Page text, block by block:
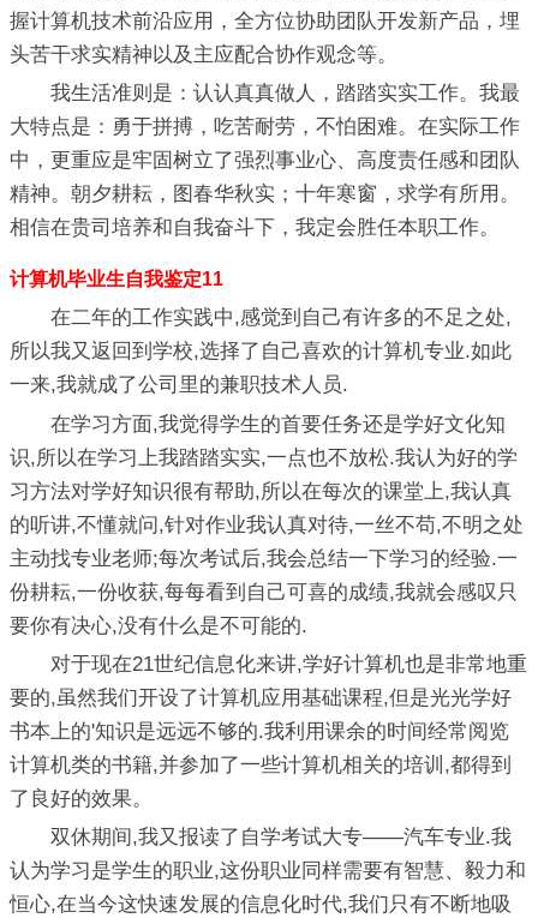
握计算机技术前沿应用，全方位协助团队开发新产品，埋
头苦干求实精神以及主应配合协作观念等。
我生活准则是：认认真真做人，踏踏实实工作。我最
大特点是：勇于拼搏，吃苦耐劳，不怕困难。在实际工作
中，更重应是牢固树立了强烈事业心、高度责任感和团队
精神。朝夕耕耘，图春华秋实；十年寒窗，求学有所用。
相信在贵司培养和自我奋斗下，我定会胜任本职工作。
计算机毕业生自我鉴定11
在二年的工作实践中,感觉到自己有许多的不足之处,
所以我又返回到学校,选择了自己喜欢的计算机专业.如此
一来,我就成了公司里的兼职技术人员.
在学习方面,我觉得学生的首要任务还是学好文化知
识,所以在学习上我踏踏实实,一点也不放松.我认为好的学
习方法对学好知识很有帮助,所以在每次的课堂上,我认真
的听讲,不懂就问,针对作业我认真对待,一丝不苟,不明之处
主动找专业老师;每次考试后,我会总结一下学习的经验.一
份耕耘,一份收获,每每看到自己可喜的成绩,我就会感叹只
要你有决心,没有什么是不可能的.
对于现在21世纪信息化来讲,学好计算机也是非常地重
要的,虽然我们开设了计算机应用基础课程,但是光光学好
书本上的'知识是远远不够的.我利用课余的时间经常阅览
计算机类的书籍,并参加了一些计算机相关的培训,都得到
了良好的效果。
双休期间,我又报读了自学考试大专——汽车专业.我
认为学习是学生的职业,这份职业同样需要有智慧、毅力和
恒心,在当今这快速发展的信息化时代,我们只有不断地吸